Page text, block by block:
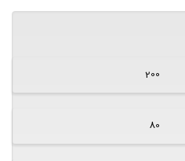
200
80